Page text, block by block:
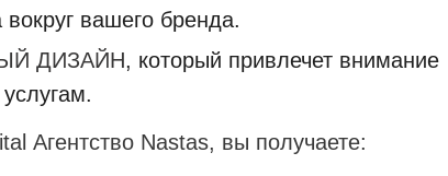
вашего бренда.
ДИЗАЙН, который привлечет внимание
Агентство Nastas, вы получаете: